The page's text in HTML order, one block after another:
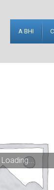
A BHI
Loading...